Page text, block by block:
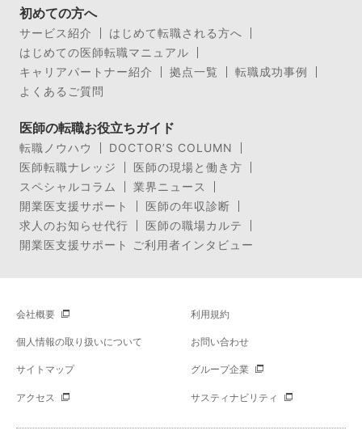
初めての方へ
サービス紹介
はじめて転職される方へ
はじめての医師転職マニュアル
キャリアパートナー紹介
拠点一覧
転職成功事例
よくあるご質問
医師の転職お役立ちガイド
転職ノウハウ
DOCTOR’S COLUMN
医師転職ナレッジ
医師の現場と働き方
スペシャルコラム
業界ニュース
開業医支援サポート
医師の年収診断
求人のお知らせ代行
医師の職場カルテ
開業医支援サポート ご利用者インタビュー
会社概要 利用規約
個人情報の取り扱いについて お問い合わせ
サイトマップ グループ企業
アクセス サスティナビリティ